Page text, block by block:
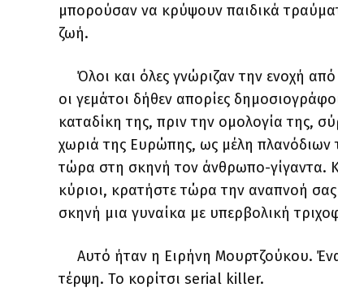
μπορούσαν να κρύψουν παιδικά
ζωή.
Όλοι και όλες γνώριζαν την ενοχή
οι γεμάτοι δήθεν απορίες
καταδίκη της, πριν την ομολογία της,
χωριά της Ευρώπης, ως μέλη πλανόδιων
τώρα στη σκηνή τον άνθρωπο-γίγαντα.
κύριοι, κρατήστε τώρα την αναπνοή
σκηνή μια γυναίκα με υπερβολική
Αυτό ήταν η Ειρήνη Μουρτζούκου.
τέρψη. Το κορίτσι serial killer.